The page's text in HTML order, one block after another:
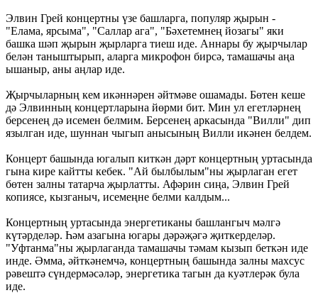
Элвин Грей концертны үзе башларга, популяр җырын -
"Елама, ярсыма", "Саллар ага", "Бәхетемнең йозагы" яки
башка шәп җырын җырларга тиеш иде. Аннары бу җырчылар
белән таныштырып, аларга микрофон бирсә, тамашачы аңа
ышаныр, аны аңлар иде.
Җырчыларның кем икәннәрен әйтмәве ошамады. Бөтен кеше
дә Элвинның концертларына йөрми бит. Мин ул егетләрнең
берсенең дә исемен белмим. Берсенең аркасында "Вилли" дип
язылган иде, шуннан чыгып анысының Вилли икәнен белдем.
Концерт башында югалып киткән дәрт концертның уртасында
гына кире кайтты кебек. "Ай былбылым"ны җырлаган егет
бөтен залны татарча җырлатты. Афәрин сиңа, Элвин Грей
копиясе, кызганыч, исемеңне белми калдым...
Концертның уртасында энергетиканы башлангыч мәлгә
күтәрделәр. Һәм азагына югары дәрәҗәгә җиткерделәр.
"Уфтанма"ны җырлаганда тамашачы тәмам кызып беткән иде
инде. Әмма, әйткәнемчә, концертның башында залны махсус
рәвештә сүндермәсәләр, энергетика тагын да куәтлерәк була
иде.